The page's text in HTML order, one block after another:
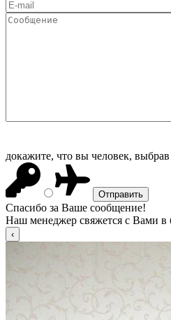
докажите, что вы человек, выбрав
Спасибо за Ваше сообщение!
Наш менеджер свяжется с Вами в